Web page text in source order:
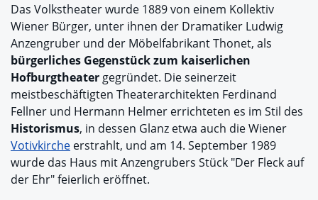
Das Volkstheater wurde 1889 von einem Kollektiv
Wiener Bürger, unter ihnen der Dramatiker Ludwig
Anzengruber und der Möbelfabrikant Thonet, als
bürgerliches Gegenstück zum kaiserlichen
Hofburgtheater gegründet. Die seinerzeit
meistbeschäftigten Theaterarchitekten Ferdinand
Fellner und Hermann Helmer errichteten es im Stil des
Historismus, in dessen Glanz etwa auch die Wiener
Votivkirche erstrahlt, und am 14. September 1989
wurde das Haus mit Anzengrubers Stück "Der Fleck auf
der Ehr" feierlich eröffnet.